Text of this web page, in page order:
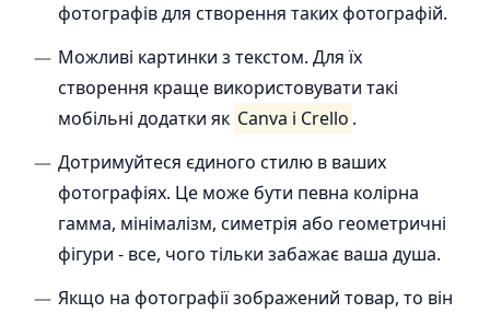
фотографів для створення таких фотографій.
Можливі картинки з текстом. Для їх
створення краще використовувати такі
мобільні додатки як Canva і Crello .
Дотримуйтеся єдиного стилю в ваших
фотографіях. Це може бути певна колірна
гамма, мінімалізм, симетрія або геометричні
фігури - все, чого тільки забажає ваша душа.
Якщо на фотографії зображений товар, то він